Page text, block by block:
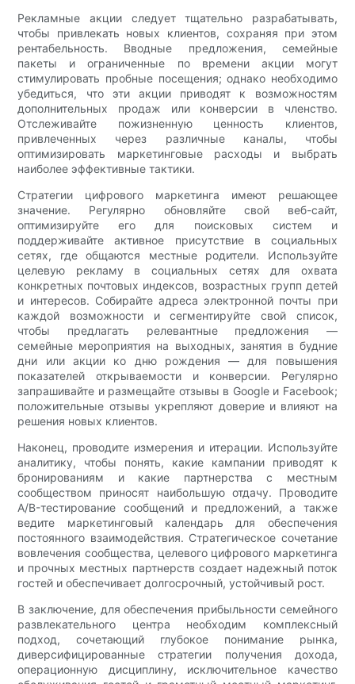
Рекламные акции следует тщательно разрабатывать,
чтобы привлекать новых клиентов, сохраняя при этом
рентабельность. Вводные предложения, семейные
пакеты и ограниченные по времени акции могут
стимулировать пробные посещения; однако необходимо
убедиться, что эти акции приводят к возможностям
дополнительных продаж или конверсии в членство.
Отслеживайте пожизненную ценность клиентов,
привлеченных через различные каналы, чтобы
оптимизировать маркетинговые расходы и выбрать
наиболее эффективные тактики.
Стратегии цифрового маркетинга имеют решающее
значение. Регулярно обновляйте свой веб-сайт,
оптимизируйте его для поисковых систем и
поддерживайте активное присутствие в социальных
сетях, где общаются местные родители. Используйте
целевую рекламу в социальных сетях для охвата
конкретных почтовых индексов, возрастных групп детей
и интересов. Собирайте адреса электронной почты при
каждой возможности и сегментируйте свой список,
чтобы предлагать релевантные предложения —
семейные мероприятия на выходных, занятия в будние
дни или акции ко дню рождения — для повышения
показателей открываемости и конверсии. Регулярно
запрашивайте и размещайте отзывы в Google и Facebook;
положительные отзывы укрепляют доверие и влияют на
решения новых клиентов.
Наконец, проводите измерения и итерации. Используйте
аналитику, чтобы понять, какие кампании приводят к
бронированиям и какие партнерства с местным
сообществом приносят наибольшую отдачу. Проводите
A/B-тестирование сообщений и предложений, а также
ведите маркетинговый календарь для обеспечения
постоянного взаимодействия. Стратегическое сочетание
вовлечения сообщества, целевого цифрового маркетинга
и прочных местных партнерств создает надежный поток
гостей и обеспечивает долгосрочный, устойчивый рост.
В заключение, для обеспечения прибыльности семейного
развлекательного центра необходим комплексный
подход, сочетающий глубокое понимание рынка,
диверсифицированные стратегии получения дохода,
операционную дисциплину, исключительное качество